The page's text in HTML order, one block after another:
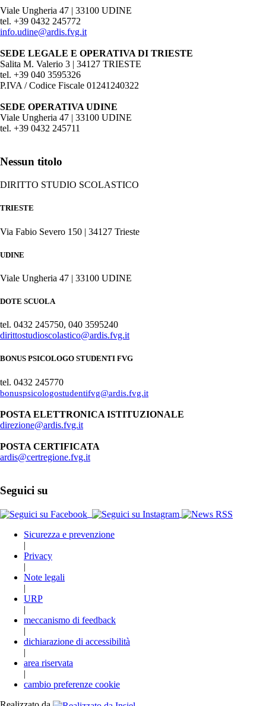
Viale Ungheria 47 | 33100 UDINE
tel. +39 0432 245772
info.udine@ardis.fvg.it
SEDE LEGALE E OPERATIVA DI TRIESTE
Salita M. Valerio 3 | 34127 TRIESTE
tel. +39 040 3595326
P.IVA / Codice Fiscale 01241240322
SEDE OPERATIVA UDINE
Viale Ungheria 47 | 33100 UDINE
tel. +39 0432 245711
Nessun titolo
DIRITTO STUDIO SCOLASTICO
TRIESTE
Via Fabio Severo 150 | 34127 Trieste
UDINE
Viale Ungheria 47 | 33100 UDINE
DOTE SCUOLA
tel. 0432 245750, 040 3595240
dirittostudioscolastico@ardis.fvg.it
BONUS PSICOLOGO STUDENTI FVG
tel. 0432 245770
bonuspsicologostudentifvg@ardis.fvg.it
POSTA ELETTRONICA ISTITUZIONALE
direzione@ardis.fvg.it
POSTA CERTIFICATA
ardis@certregione.fvg.it
Seguici su
Sicurezza e prevenzione
|
Privacy
|
Note legali
|
URP
|
meccanismo di feedback
|
dichiarazione di accessibilità
|
area riservata
|
cambio preferenze cookie